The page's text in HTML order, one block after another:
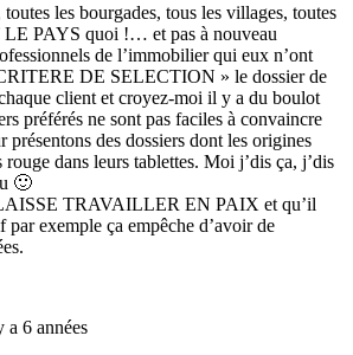
toutes les bourgades, tous les villages, toutes
PAYS quoi !… et pas à nouveau
de l’immobilier qui eux n’ont
DE SELECTION » le dossier de
client et croyez-moi il y a du boulot
préférés ne sont pas faciles à convaincre
présentons des dossiers dont les origines
rouge dans leurs tablettes. Moi j’dis ça, j’dis
🙂
TRAVAILLER EN PAIX et qu’il
exemple ça empêche d’avoir de
a 6 années